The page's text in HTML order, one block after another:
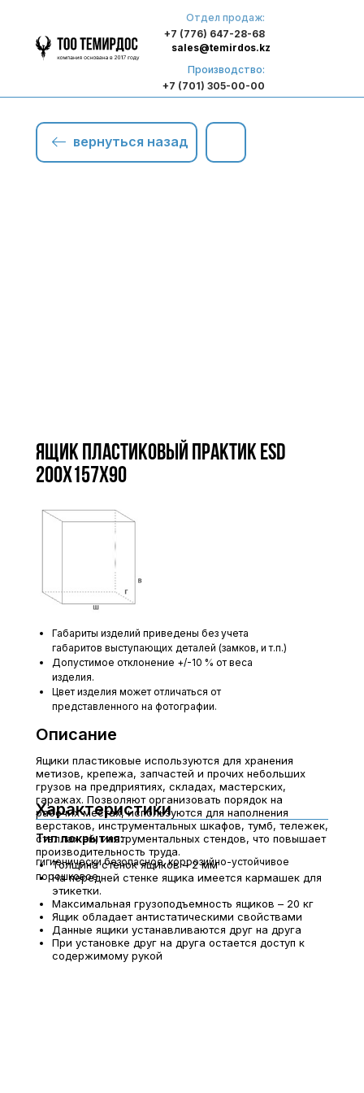
Отдел продаж:
+7 (776) 647-28-68
Производство:
+7 (701) 305-00-00
sales@temirdos.kz
вернуться назад
Ящик пластиковый Практик ESD
200x157x90
Описание
Ящики пластиковые используются для хранения
метизов, крепежа, запчастей и прочих небольших
грузов на предприятиях, складах, мастерских,
гаражах. Позволяют организовать порядок на
рабочих местах, используются для наполнения
верстаков, инструментальных шкафов, тумб, тележек,
стеллажей, инструментальных стендов, что повышает
производительность труда.
Толщина стенок ящиков – 2 мм
На передней стенке ящика имеется кармашек для
этикетки.
Максимальная грузоподъемность ящиков – 20 кг
Ящик обладает антистатическими свойствами
Данные ящики устанавливаются друг на друга
При установке друг на друга остается доступ к
содержимому рукой
Габариты изделий приведены без учета
габаритов выступающих деталей (замков, и т.п.)
Допустимое отклонение +/-10 % от веса
изделия.
Цвет изделия может отличаться от
представленного на фотографии.
Характеристики
гигиенически безопасное, коррозийно-устойчивое
порошковое
Тип покрытия: